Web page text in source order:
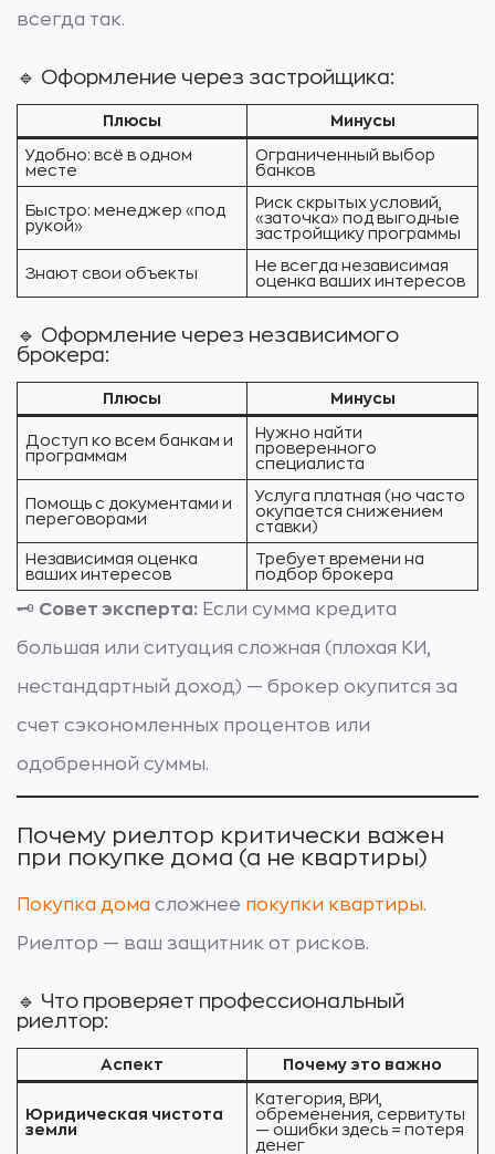
всегда так.
🔹 Оформление через застройщика:
Плюсы Минусы
Удобно: всё в одном
месте
Ограниченный выбор
банков
Быстро: менеджер «под
рукой»
Риск скрытых условий,
«заточка» под выгодные
застройщику программы
Знают свои объекты
Не всегда независимая
оценка ваших интересов
🔹 Оформление через независимого
брокера:
Плюсы Минусы
Доступ ко всем банкам и
программам
Нужно найти
проверенного
специалиста
Помощь с документами и
переговорами
Услуга платная (но часто
окупается снижением
ставки)
Независимая оценка
ваших интересов
Требует времени на
подбор брокера
🗝️ Совет эксперта: Если сумма кредита
большая или ситуация сложная (плохая КИ,
нестандартный доход) — брокер окупится за
счет сэкономленных процентов или
одобренной суммы.
Почему риелтор критически важен
при покупке дома (а не квартиры)
Покупка дома сложнее покупки квартиры.
Риелтор — ваш защитник от рисков.
🔹 Что проверяет профессиональный
риелтор:
Аспект Почему это важно
Юридическая чистота
земли
Категория, ВРИ,
обременения, сервитуты
— ошибки здесь = потеря
денег